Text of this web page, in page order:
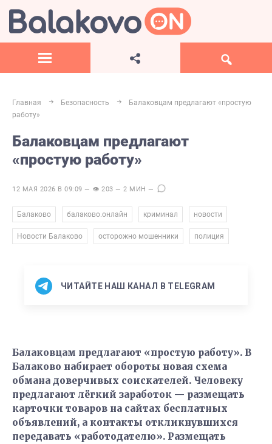
Главная Безопасность
Балаковцам предлагают «простую
работу»
Балаковцам предлагают
«простую работу»
12 МАЯ 2026 В 09:09 — 👁 203 — 2 МИН —
Балаково балаково.онлайн криминал новости
Новости Балаково осторожно мошенники полиция
ЧИТАЙТЕ НАШ КАНАЛ В TELEGRAM
Балаковцам предлагают «простую работу». В
Балаково набирает обороты новая схема
обмана доверчивых соискателей. Человеку
предлагают лёгкий заработок — размещать
карточки товаров на сайтах бесплатных
объявлений, а контакты откликнувшихся
передавать «работодателю». Размещать